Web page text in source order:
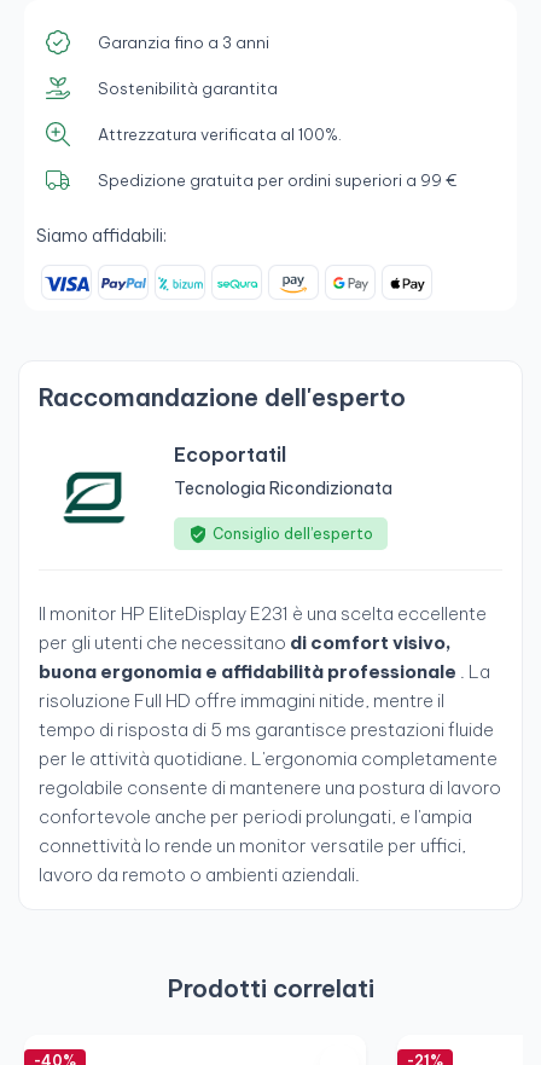
Garanzia fino a 3 anni
Sostenibilità garantita
Attrezzatura verificata al 100%.
Spedizione gratuita per ordini superiori a 99 €
Siamo affidabili:
Raccomandazione dell'esperto
Ecoportatil
Tecnologia Ricondizionata
Consiglio dell’esperto
Il monitor HP EliteDisplay E231 è una scelta eccellente
per gli utenti che necessitano di comfort visivo,
buona ergonomia e affidabilità professionale . La
risoluzione Full HD offre immagini nitide, mentre il
tempo di risposta di 5 ms garantisce prestazioni fluide
per le attività quotidiane. L'ergonomia completamente
regolabile consente di mantenere una postura di lavoro
confortevole anche per periodi prolungati, e l'ampia
connettività lo rende un monitor versatile per uffici,
lavoro da remoto o ambienti aziendali.
Prodotti correlati
-40% -21%